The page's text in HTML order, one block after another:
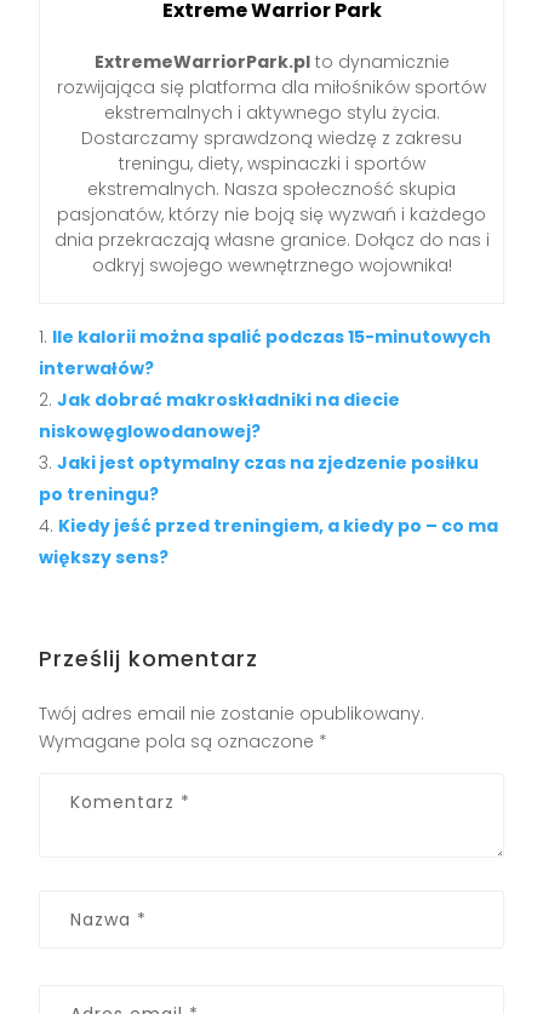
Extreme Warrior Park
ExtremeWarriorPark.plto dynamicznie
rozwijająca się platforma dla miłośników sportów
ekstremalnych i aktywnego stylu życia.
Dostarczamy sprawdzoną wiedzę z zakresu
treningu, diety, wspinaczki i sportów
ekstremalnych. Nasza społeczność skupia
pasjonatów, którzy nie boją się wyzwań i każdego
dnia przekraczają własne granice. Dołącz do nas i
odkryj swojego wewnętrznego wojownika!
Ile kalorii można spalić podczas 15-minutowych
interwałów?
Jak dobrać makroskładniki na diecie
niskowęglowodanowej?
Jaki jest optymalny czas na zjedzenie posiłku
po treningu?
Kiedy jeść przed treningiem, a kiedy po – co ma
większy sens?
Prześlij komentarz
Twój adres email nie zostanie opublikowany.
Wymagane pola są oznaczone *